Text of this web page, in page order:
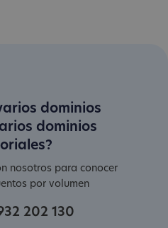
dominios
dominios
nosotros para conocer
por volumen
202 130